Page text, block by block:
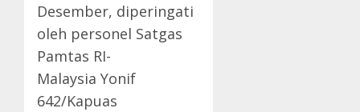
Desember, diperingati
oleh personel Satgas
Pamtas RI-
Malaysia Yonif
642/Kapuas